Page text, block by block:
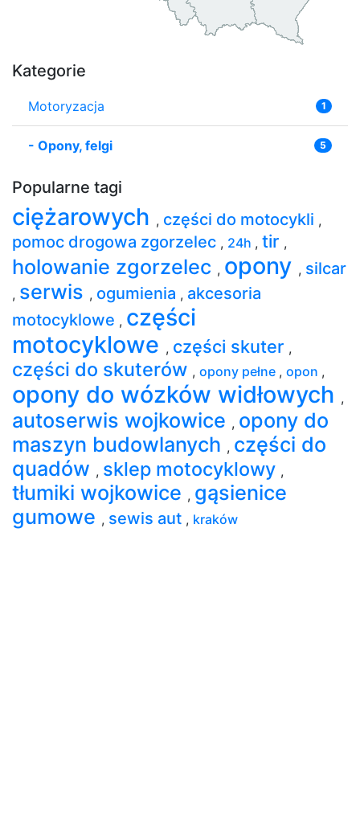
Kategorie
Motoryzacja 1
- Opony, felgi 5
Popularne tagi
ciężarowych , części do motocykli ,
pomoc drogowa zgorzelec , 24h , tir ,
holowanie zgorzelec , opony , silcar
, serwis , ogumienia , akcesoria
motocyklowe , części
motocyklowe , części skuter ,
części do skuterów , opony pełne , opon ,
opony do wózków widłowych ,
autoserwis wojkowice , opony do
maszyn budowlanych , części do
quadów , sklep motocyklowy ,
tłumiki wojkowice , gąsienice
gumowe , sewis aut , kraków